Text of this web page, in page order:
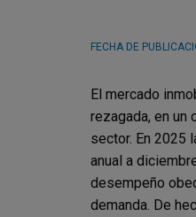
FECHA DE
El mercado
rezagada, en
sector. En 2025
anual a
desempeño
demanda. De